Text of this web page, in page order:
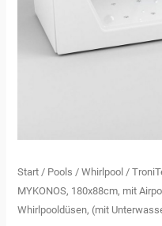
Start / Pools /Whirlpool /
MYKONOS, 180x88cm, mit
Whirlpooldüsen, (mit